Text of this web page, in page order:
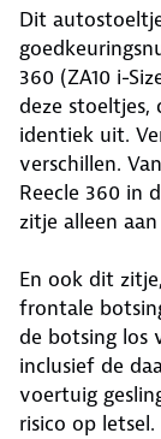
Dit
360 (ZA10 i-
deze stoeltjes,
identiek uit.
verschillen.
Reecle 360 in
zitje alleen
En ook dit
frontale
de botsing los
inclusief de
voertuig
risico op letsel.